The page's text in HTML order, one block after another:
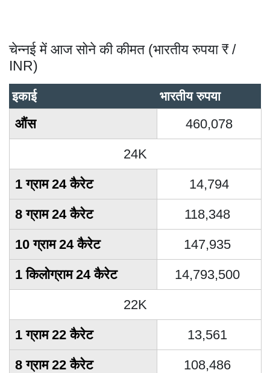
चेन्नई में आज सोने की कीमत (भारतीय रुपया ₹ /
INR)
इकाई भारतीय रुपया
औंस
460,078
24K
1 ग्राम 24 कैरेट
14,794
8 ग्राम 24 कैरेट
118,348
10 ग्राम 24 कैरेट
147,935
1 किलोग्राम 24 कैरेट
14,793,500
22K
1 ग्राम 22 कैरेट
13,561
8 ग्राम 22 कैरेट
108,486